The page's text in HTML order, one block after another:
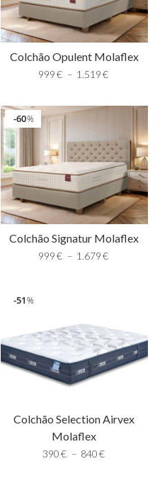
Colchão Opulent Molaflex
999 € – 1.519 €
%
60
Colchão Signatur Molaflex
999 € – 1.679 €
%
51
Colchão Selection Airvex
Molaflex
390€ – 840€